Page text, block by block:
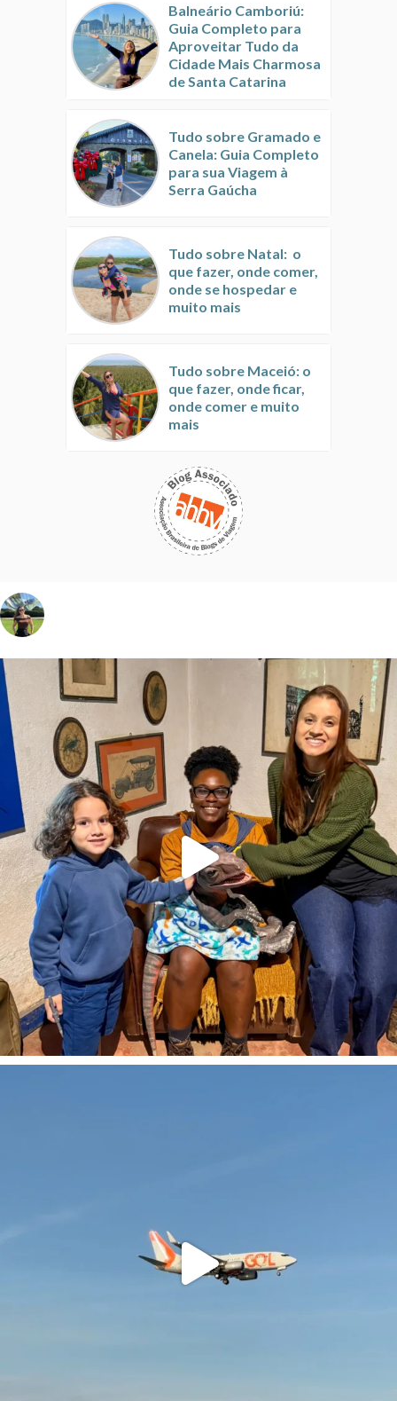
Balneário Camboriú:
Guia Completo para
Aproveitar Tudo da
Cidade Mais Charmosa
de Santa Catarina
Tudo sobre Gramado e
Canela: Guia Completo
para sua Viagem à
Serra Gaúcha
Tudo sobre Natal: o
que fazer, onde comer,
onde se hospedar e
muito mais
Tudo sobre Maceió: o
que fazer, onde ficar,
onde comer e muito
mais